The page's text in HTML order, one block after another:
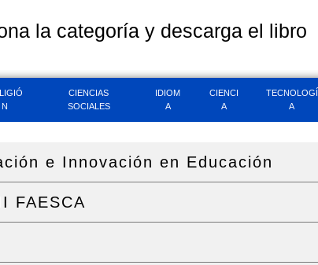
la categoría y descarga el libro
N
CIENCIAS
SOCIALES
IDIOM
A
CIENCI
A
TECNOLOGÍ
A
e Innovación en Educación
FAESCA